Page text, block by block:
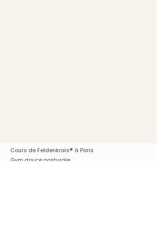
Cours de Feldenkrais® à Paris
Gym douce posturale